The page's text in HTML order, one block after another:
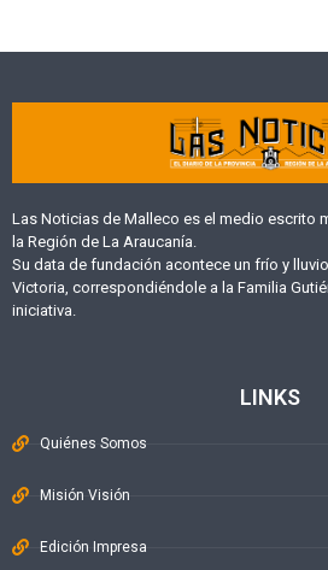
Las Noticias de Malleco es el medio escrito
la Región de La Araucanía.
Su data de fundación acontece un frío y
Victoria, correspondiéndole a la Familia
iniciativa.
LINKS
Quiénes Somos
Misión Visión
Edición Impresa